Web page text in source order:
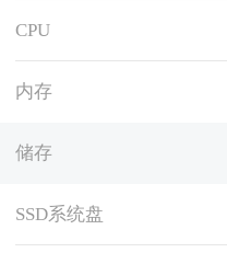
CPU
内存
储存
SSD系统盘